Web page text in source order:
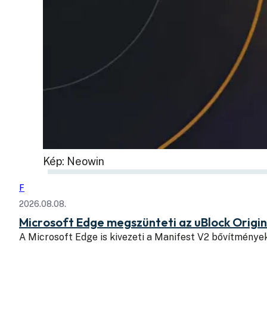
Kép: Neowin
F
2026.08.08.
Microsoft Edge megszünteti az uBlock
A Microsoft Edge is kivezeti a Manifest V2